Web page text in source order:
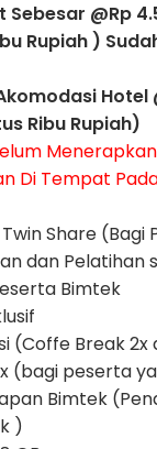
Sebesar @Rp
Rupiah )
Hotel
Ribu Rupiah)
Di Tempat
Share (Bagi
dan Pelatihan
Bimtek
(Coffe Break 2x
(bagi peserta
Bimtek
)